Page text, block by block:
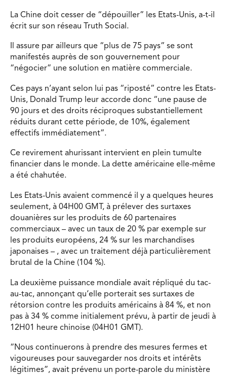
La Chine doit cesser de “dépouiller” les Etats-Unis, a-t-il
écrit sur son réseau Truth Social.
Il assure par ailleurs que “plus de 75 pays” se sont
manifestés auprès de son gouvernement pour
“négocier” une solution en matière commerciale.
Ces pays n’ayant selon lui pas “riposté” contre les Etats-
Unis, Donald Trump leur accorde donc “une pause de
90 jours et des droits réciproques substantiellement
réduits durant cette période, de 10%, également
effectifs immédiatement”.
Ce revirement ahurissant intervient en plein tumulte
financier dans le monde. La dette américaine elle-même
a été chahutée.
Les Etats-Unis avaient commencé il y a quelques heures
seulement, à 04H00 GMT, à prélever des surtaxes
douanières sur les produits de 60 partenaires
commerciaux – avec un taux de 20 % par exemple sur
les produits européens, 24 % sur les marchandises
japonaises – , avec un traitement déjà particulièrement
brutal de la Chine (104 %).
La deuxième puissance mondiale avait répliqué du tac-
au-tac, annonçant qu’elle porterait ses surtaxes de
rétorsion contre les produits américains à 84 %, et non
pas à 34 % comme initialement prévu, à partir de jeudi à
12H01 heure chinoise (04H01 GMT).
“Nous continuerons à prendre des mesures fermes et
vigoureuses pour sauvegarder nos droits et intérêts
légitimes”, avait prévenu un porte-parole du ministère